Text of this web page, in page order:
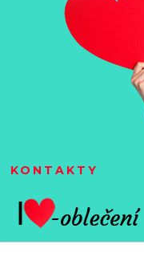
KONTAKTY